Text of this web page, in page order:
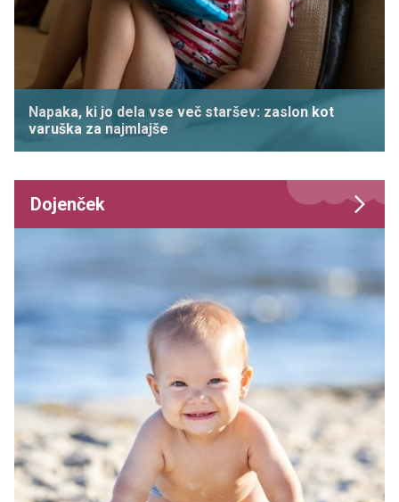
Napaka, ki jo dela vse več staršev: zaslon kot
varuška za najmlajše
Dojenček